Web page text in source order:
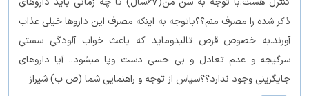
ذکر شده را مصرف منم؟؟باتوجه به اینکه مصرف این داروها خیلی عذاب
آورند.به خصوص قرص تالیدوماید که باعث خواب آلودگی سستی
سرگیجه و عدم تعادل و بی حسی دست وپا میشود.. آیا داروهای
جایگزینی وجود ندارد؟؟سپاس از توجه و راهنمایی شما (ص ب) شیراز